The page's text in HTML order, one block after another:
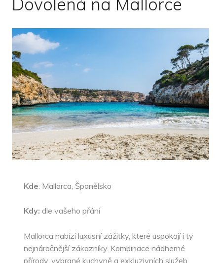
Kde: Mallorca, Španělsko
Kdy: dle vašeho přání
Mallorca nabízí luxusní zážitky, které uspokojí i ty
nejnáročnější zákazníky. Kombinace nádherné
přírody, vybrané kuchyně a exkluzivních služeb